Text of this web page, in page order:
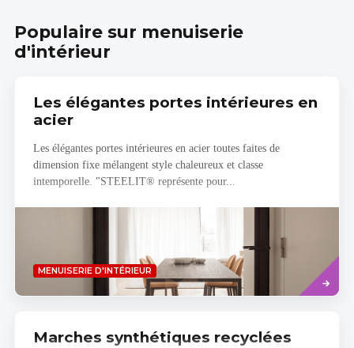
Populaire sur menuiserie
d'intérieur
Les élégantes portes intérieures en
acier
Les élégantes portes intérieures en acier toutes faites de
dimension fixe mélangent style chaleureux et classe
intemporelle. "STEELIT® représente pour...
MENUISERIE D'INTÉRIEUR
more
Marches synthétiques recyclées